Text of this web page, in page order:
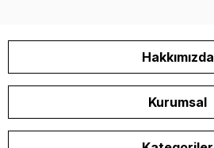
Hakkımızda
Kurumsal